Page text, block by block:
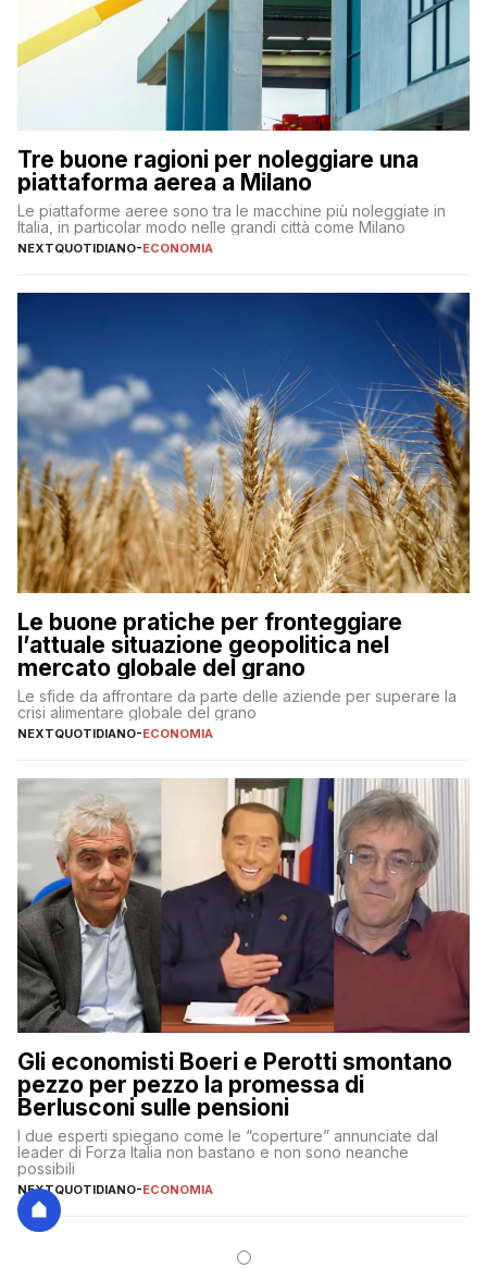
Tre buone ragioni per noleggiare una
piattaforma aerea a Milano
Le piattaforme aeree sono tra le macchine più noleggiate in
Italia, in particolar modo nelle grandi città come Milano
NEXTQUOTIDIANO-ECONOMIA
Le buone pratiche per fronteggiare
l’attuale situazione geopolitica nel
mercato globale del grano
Le sfide da affrontare da parte delle aziende per superare la
crisi alimentare globale del grano
NEXTQUOTIDIANO-ECONOMIA
Gli economisti Boeri e Perotti smontano
pezzo per pezzo la promessa di
Berlusconi sulle pensioni
I due esperti spiegano come le “coperture” annunciate dal
leader di Forza Italia non bastano e non sono neanche
possibili
NEXTQUOTIDIANO-ECONOMIA